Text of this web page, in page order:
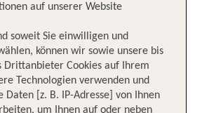
Sie
auf unserer Website
soweit Sie einwilligen und
können wir sowie unsere bis
Drittanbieter Cookies auf Ihrem
Technologien verwenden und
Daten [z. B. IP-Adresse] von Ihnen
um Ihnen auf oder neben